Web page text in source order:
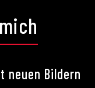
neuen Bildern